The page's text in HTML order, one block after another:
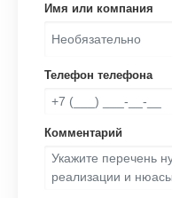
Имя или компания
Телефон телефона
Комментарий